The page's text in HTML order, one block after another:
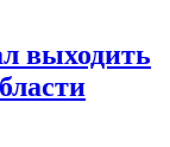
выходить